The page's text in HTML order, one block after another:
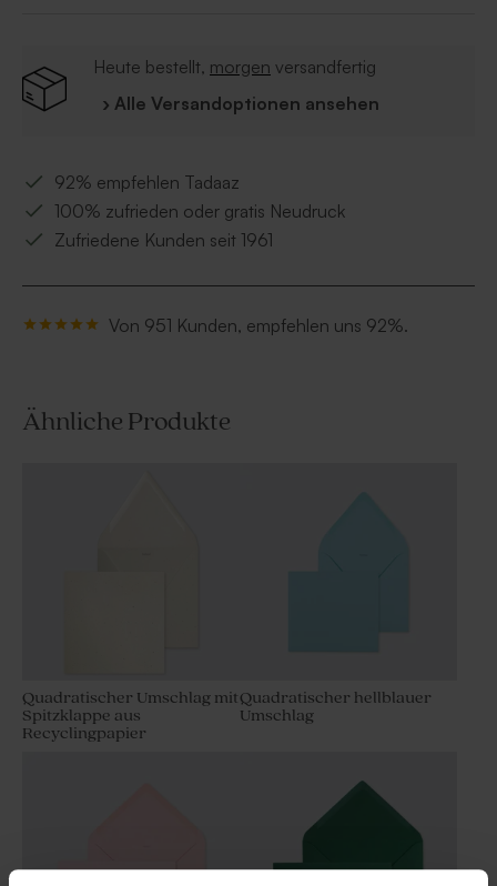
Heute bestellt, morgen versandfertig
› Alle Versandoptionen ansehen
92% empfehlen Tadaaz
100% zufrieden oder gratis Neudruck
Zufriedene Kunden seit 1961
Von 951 Kunden, empfehlen uns 92%.
Ähnliche Produkte
Quadratischer Umschlag mit
Spitzklappe aus
Recyclingpapier
Quadratischer hellblauer
Umschlag